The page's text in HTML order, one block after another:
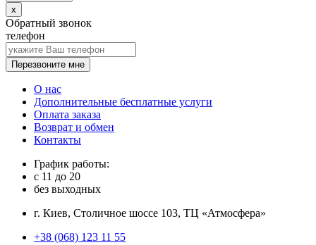
x
Обратный звонок
телефон
Перезвоните мне
О нас
Дополнительные бесплатные услуги
Оплата заказа
Возврат и обмен
Контакты
График работы:
с 11 до 20
без выходных
г. Киев, Столичное шоссе 103, ТЦ «Атмосфера»
+38 (068) 123 11 55